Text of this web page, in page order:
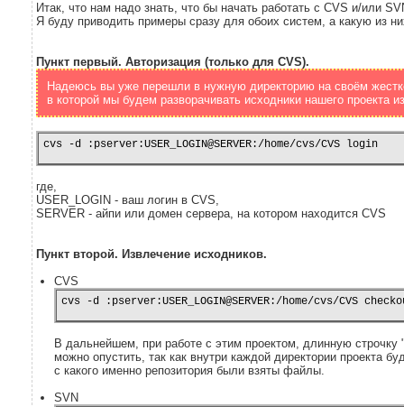
Итак, что нам надо знать, что бы начать работать с CVS и/или
Я буду приводить примеры сразу для обоих систем, а какую из
Пункт первый. Авторизация (только для CVS).
Надеюсь вы уже перешли в нужную директорию на своём
в которой мы будем разворачивать исходники нашего проекта
где,
USER_LOGIN - ваш логин в CVS,
SERVER - айпи или домен сервера, на котором находится CVS
Пункт второй. Извлечение исходников.
CVS
В дальнейшем, при работе с этим проектом, длинную строчку
можно опустить, так как внутри каждой директории проекта
с какого именно репозитория были взяты файлы.
SVN